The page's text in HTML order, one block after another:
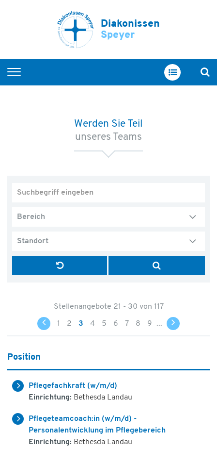
Diakonissen
Speyer
Startseite
BerufsgruppenWerden Sie Teil
unseres Teams
Bereich
Standort
Stellenangebote 21 - 30 von 117
1 2 3 4 5 6 7 8 9 ...
Position
Pflegefachkraft (w/m/d)
Einrichtung: Bethesda Landau
Pflegeteamcoach:in (w/m/d) -
Personalentwicklung im Pflegebereich
Einrichtung: Bethesda Landau